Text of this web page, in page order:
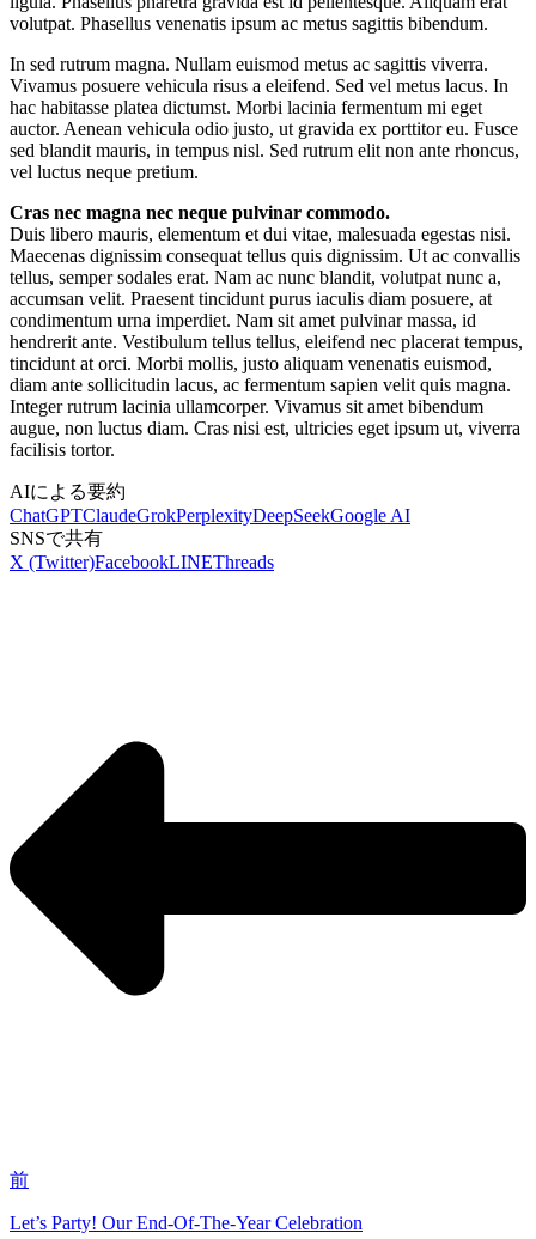
volutpat. Phasellus venenatis ipsum ac metus sagittis bibendum.
In sed rutrum magna. Nullam euismod metus ac sagittis viverra.
Vivamus posuere vehicula risus a eleifend. Sed vel metus lacus. In
hac habitasse platea dictumst. Morbi lacinia fermentum mi eget
auctor. Aenean vehicula odio justo, ut gravida ex porttitor eu. Fusce
sed blandit mauris, in tempus nisl. Sed rutrum elit non ante rhoncus,
vel luctus neque pretium.
Cras nec magna nec neque pulvinar commodo.
Duis libero mauris, elementum et dui vitae, malesuada egestas nisi.
Maecenas dignissim consequat tellus quis dignissim. Ut ac convallis
tellus, semper sodales erat. Nam ac nunc blandit, volutpat nunc a,
accumsan velit. Praesent tincidunt purus iaculis diam posuere, at
condimentum urna imperdiet. Nam sit amet pulvinar massa, id
hendrerit ante. Vestibulum tellus tellus, eleifend nec placerat tempus,
tincidunt at orci. Morbi mollis, justo aliquam venenatis euismod,
diam ante sollicitudin lacus, ac fermentum sapien velit quis magna.
Integer rutrum lacinia ullamcorper. Vivamus sit amet bibendum
augue, non luctus diam. Cras nisi est, ultricies eget ipsum ut, viverra
facilisis tortor.
AIによる要約
ChatGPTClaudeGrokPerplexityDeepSeekGoogle AI
SNSで共有
X (Twitter)FacebookLINEThreads
前
Let’s Party! Our End-Of-The-Year Celebration